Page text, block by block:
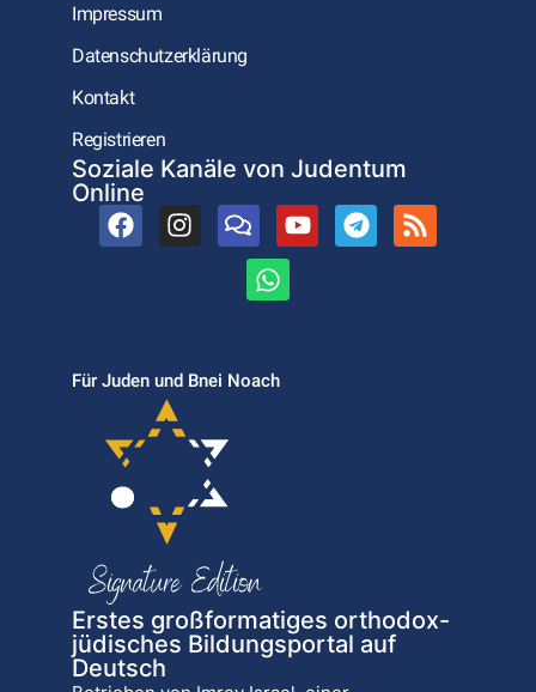
Impressum
Datenschutzerklärung
Kontakt
Registrieren
Soziale Kanäle von Judentum
Online
Für Juden und Bnei Noach
Erstes großformatiges orthodox-
jüdisches Bildungsportal auf
Deutsch